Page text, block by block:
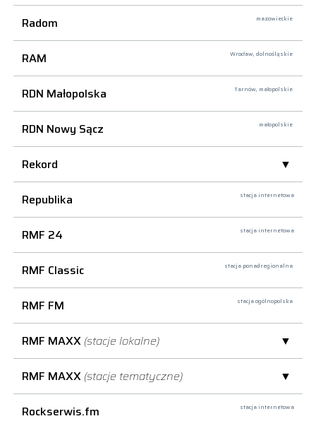
Radom mazowieckie
RAM Wrocław, dolnośląskie
RDN Małopolska Tarnów, małopolskie
RDN Nowy Sącz małopolskie
Rekord
Republika
stacja internetowa
RMF 24 stacja internetowa
RMF Classic stacja ponadregionalna
RMF FM stacja ogólnopolska
RMF MAXX (stacje lokalne)
RMF MAXX (stacje tematyczne)
Rockserwis.fm
stacja internetowa